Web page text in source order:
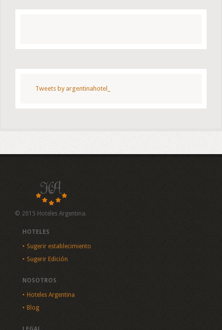
Tweets by argentinahotel_
© 2015 Hoteles Argentina.
HOTELES
Sugerir establecimiento
Sugerir Edición
NOSOTROS
Hoteles Argentina
Blog